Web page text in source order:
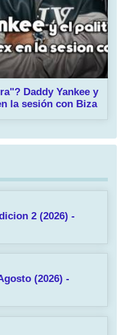
Daddy Yankee y
la sesión con Biza
2 (2026) -
(2026) -